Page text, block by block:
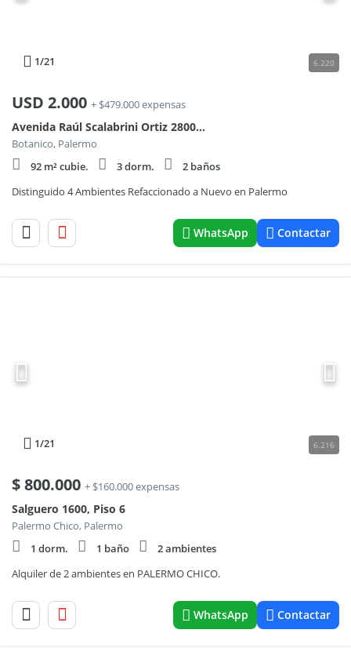
1/21 6.220
USD 2.000 + $479.000 expensas
Avenida Raúl Scalabrini Ortiz 2800, Piso 4
Botanico, Palermo
92 m² cubie.
3 dorm.
2 baños
Distinguido 4 Ambientes Refaccionado a Nuevo en Palermo
WhatsApp Contactar
1/21 6.216
$800.000 + $160.000 expensas
Salguero 1600, Piso 6
Palermo Chico, Palermo
1 dorm.
1 baño
2 ambientes
Alquiler de 2 ambientes en PALERMO CHICO.
WhatsApp Contactar